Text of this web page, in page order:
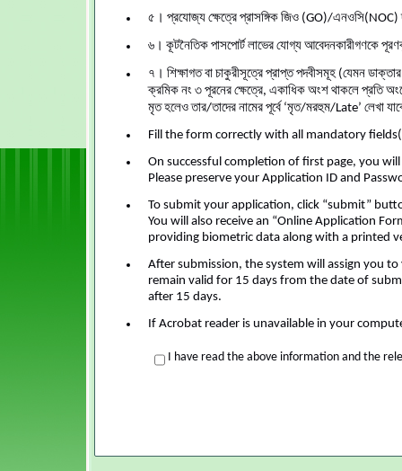
৫। প্রযোজ্য ক্ষেত্রে প্রাসঙ্গিক জিও (GO)/এনওসি(NOC)
৬। কূটনৈতিক পাসপোর্ট লাভের যোগ্য আবেদনকারীগণকে
৭। শিক্ষাগত বা চাকুরীসূত্রে প্রাপ্ত পদবীসমূহ (যেমন
ক্রমিক নং ৩ পূরনের ক্ষেত্রে, একাধিক অংশ থাকলে প্রতি
মৃত হলেও তার/তাদের নামের পূর্বে ‘মৃত/মরহুম/Late’ লেখা
Fill the form correctly with all mandatory
On successful completion of first page, you
Please preserve your Application ID and
To submit your application, click “submit”
You will also receive an “Online Application
providing biometric data along with a printed
After submission, the system will assign you
remain valid for 15 days from the date of
after 15 days.
If Acrobat reader is unavailable in your
I have read the above information and the